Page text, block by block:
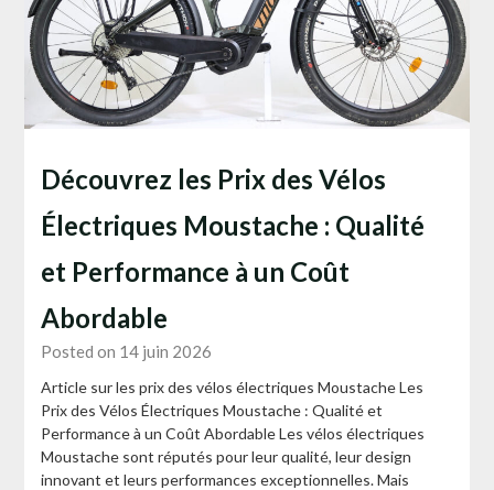
Découvrez les Prix des Vélos
Électriques Moustache : Qualité
et Performance à un Coût
Abordable
Posted on 14 juin 2026
Article sur les prix des vélos électriques Moustache Les
Prix des Vélos Électriques Moustache : Qualité et
Performance à un Coût Abordable Les vélos électriques
Moustache sont réputés pour leur qualité, leur design
innovant et leurs performances exceptionnelles. Mais